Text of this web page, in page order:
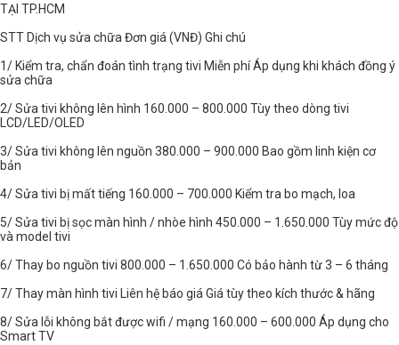
TẠI TP.HCM
STT Dịch vụ sửa chữa Đơn giá (VNĐ) Ghi chú
1/ Kiểm tra, chẩn đoán tình trạng tivi Miễn phí Áp dụng khi khách đồng ý
sửa chữa
2/ Sửa tivi không lên hình 160.000 – 800.000 Tùy theo dòng tivi
LCD/LED/OLED
3/ Sửa tivi không lên nguồn 380.000 – 900.000 Bao gồm linh kiện cơ
bản
4/ Sửa tivi bị mất tiếng 160.000 – 700.000 Kiểm tra bo mạch, loa
5/ Sửa tivi bị sọc màn hình / nhòe hình 450.000 – 1.650.000 Tùy mức độ
và model tivi
6/ Thay bo nguồn tivi 800.000 – 1.650.000 Có bảo hành từ 3 – 6 tháng
7/ Thay màn hình tivi Liên hệ báo giá Giá tùy theo kích thước & hãng
8/ Sửa lỗi không bắt được wifi / mạng 160.000 – 600.000 Áp dụng cho
Smart TV